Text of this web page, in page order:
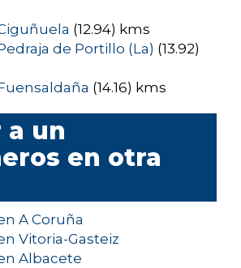
(12.94) kms
de Portillo (La) (13.92)
(14.16) kms
a un
en otra
A Coruña
Vitoria-Gasteiz
Albacete